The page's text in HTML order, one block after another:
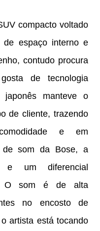
compacto voltado
espaço interno e
contudo procura
de tecnologia
manteve o
de cliente, trazendo
e em
de som da Bose, a
e um diferencial
O som é de alta
no encosto de
artista está tocando